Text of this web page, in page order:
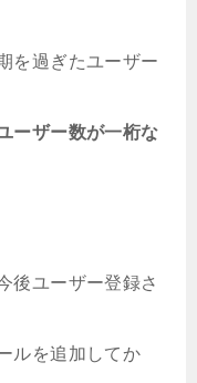
を過ぎたユーザー
ーザー数が一桁な
後ユーザー登録さ
ルを追加してか